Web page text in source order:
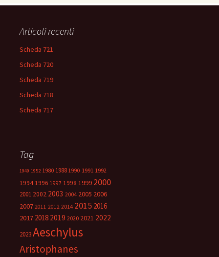
Articoli recenti
Scheda 721
Scheda 720
Scheda 719
Scheda 718
Scheda 717
Tag
1949 1952 1980 1988 1990 1991 1992
1994 1996 1997 1998 1999 2000
2001 2002 2003 2004 2005 2006
2007 2011 2012 2014 2015 2016
2017 2018 2019 2020 2021 2022
2023Aeschylus
Aristophanes